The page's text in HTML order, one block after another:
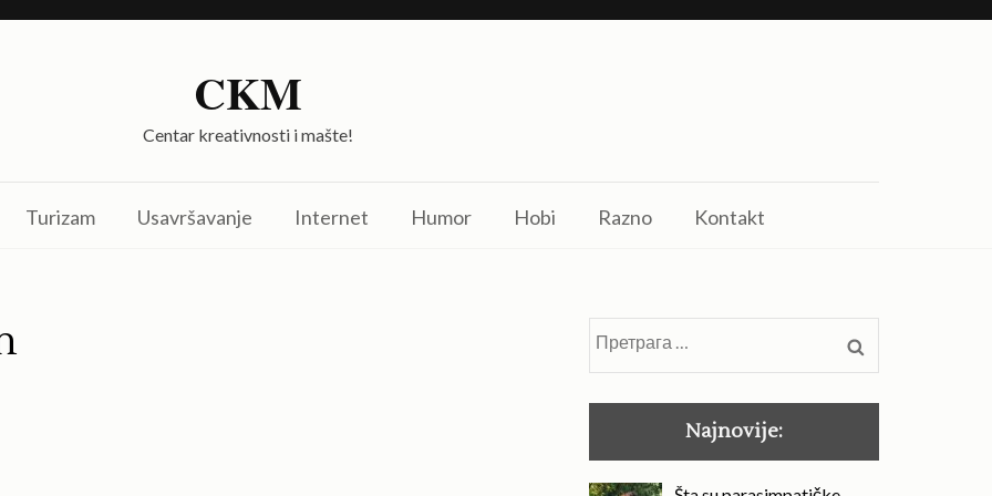
CKM
Centar kreativnosti i mašte!
Turizam Usavršavanje Internet Humor Hobi Razno Kontakt
Претрага
за:
Najnovije: